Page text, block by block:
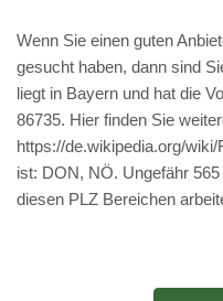
Wenn Sie einen guten
gesucht haben, dann sind
liegt in Bayern und hat die
86735. Hier finden Sie
https://de.wikipedia.org/
ist: DON, NÖ. Ungefähr
diesen PLZ Bereichen